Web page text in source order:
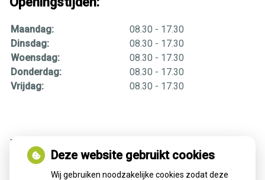
Medische encyclopedie
Maandag:
08.30 - 17.30
Dinsdag:
08.30 - 17.30
Woensdag:
08.30 - 17.30
Donderdag:
08.30 - 17.30
Vrijdag:
08.30 - 17.30
Deze website gebruikt cookies
Wij gebruiken noodzakelijke cookies zodat deze